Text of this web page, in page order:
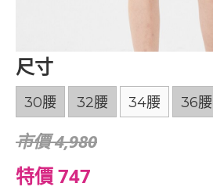
尺寸
30腰 32腰 34腰 36腰
市價 4,980
特價 747